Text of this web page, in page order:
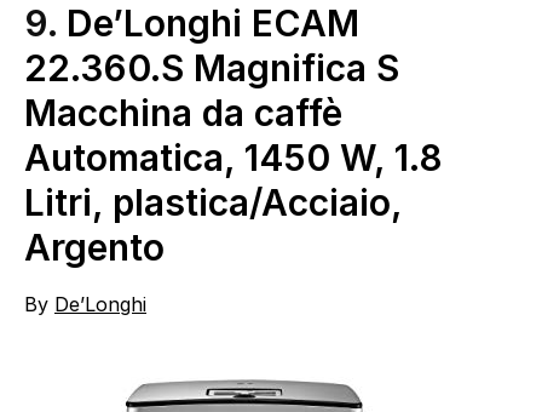
9. De’Longhi ECAM
22.360.S Magnifica S
Macchina da caffè
Automatica, 1450 W, 1.8
Litri, plastica/Acciaio,
Argento
By De’Longhi